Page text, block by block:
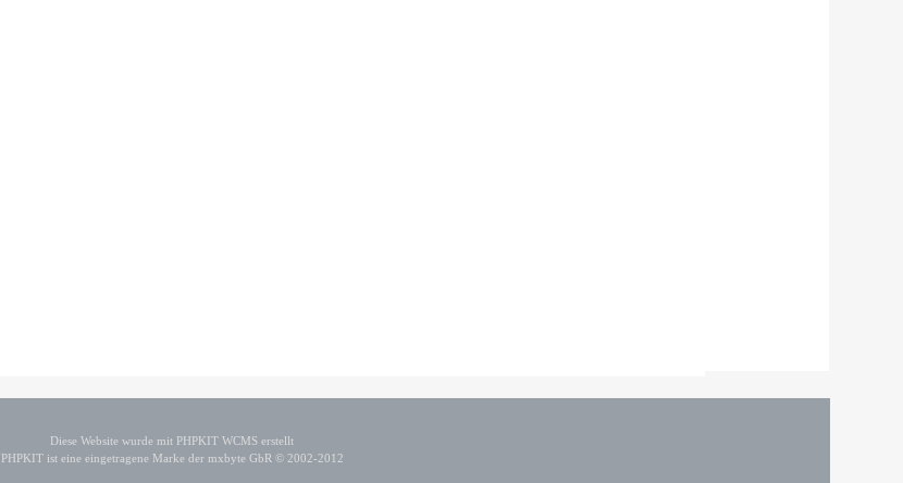
Diese Website wurde mit PHPKIT WCMS erstellt
PHPKIT ist eine eingetragene Marke der mxbyte GbR © 2002-2012